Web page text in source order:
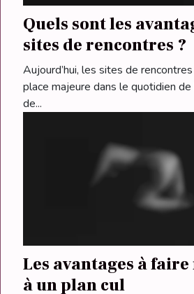
Quels sont les
sites de rencontres ?
Aujourd’hui, les sites de
place majeure dans le quotidien
de...
Les avantages à
à un plan cul